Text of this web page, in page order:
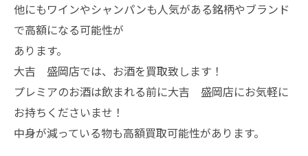
他にもワインやシャンパンも人気がある銘柄やブランド
で高額になる可能性が
あります。
大吉 盛岡店では、お酒を買取致します！
プレミアのお酒は飲まれる前に大吉 盛岡店にお気軽に
お持ちくださいませ！
中身が減っている物も高額買取可能性があります。